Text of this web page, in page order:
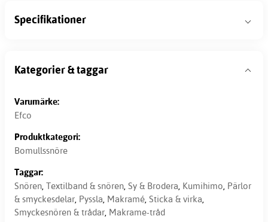
Specifikationer
Kategorier & taggar
Varumärke:
Efco
Produktkategori:
Bomullssnöre
Taggar:
Snören, Textilband & snören, Sy & Brodera, Kumihimo, Pärlor
& smyckesdelar, Pyssla, Makramé, Sticka & virka,
Smyckesnören & trådar, Makrame-tråd